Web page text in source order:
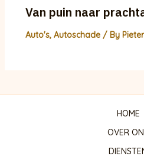
Van puin naar
Auto's, Autoschade/ By Pieter
HOME
OVER